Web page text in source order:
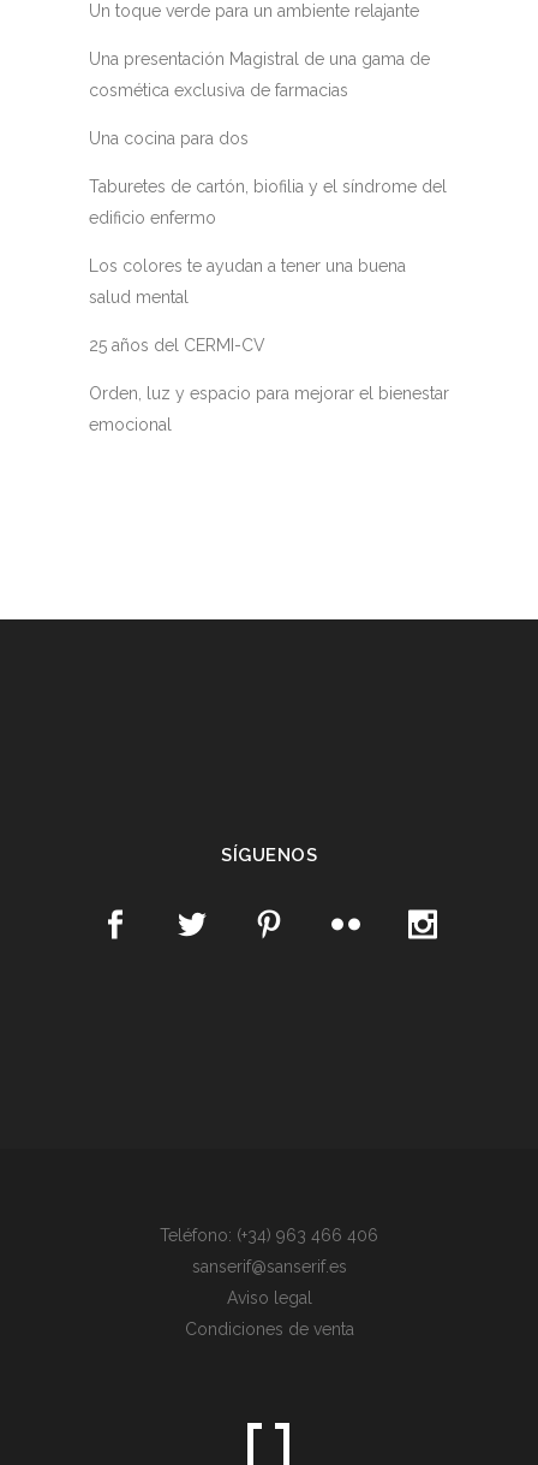
Un toque verde para un ambiente relajante
Una presentación Magistral de una gama de
cosmética exclusiva de farmacias
Una cocina para dos
Taburetes de cartón, biofilia y el síndrome del
edificio enfermo
Los colores te ayudan a tener una buena
salud mental
25 años del CERMI-CV
Orden, luz y espacio para mejorar el bienestar
emocional
SÍGUENOS
Teléfono: (+34) 963 466 406
sanserif@sanserif.es
Aviso legal
Condiciones de venta